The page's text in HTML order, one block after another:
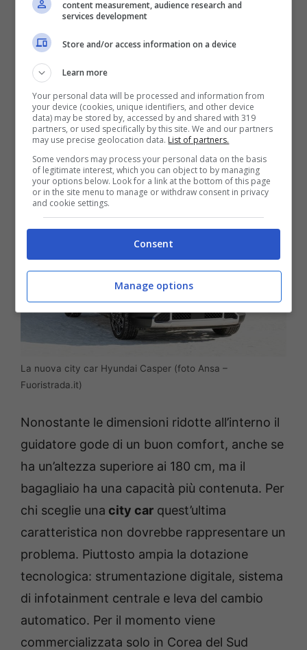
Casper avrà dimensioni morbide e
tondeggianti oltre che molto compatte, con
una lunghezza di 3,6 metri. A caratterizzare il
look sportivo da mini Suv
protezioni in plastica che costeggiano i
passaruota, le barre sul tetto e un assetto
La nuova city car Hyundai Casper (foto Ansa –
Fuoristrada.it)
Nonostante le dimensioni ridotte all’interno il
guidatore gode di un buon comfort, anche se
ha un’altezza superiore ai 180 cm, ma il
bagagliaio ha una capacità più contenuta. Per
chi sceglie una city car quest’ultima
caratteristica non dovrebbe rappresentare un
problema. Piuttosto ampia la dotazione
tecnologica: strumentazione digitale, sistema
di infotainment centrale e leva del cambio
automatico. Per il momento viene
commercializzata solo in Corea del Sud
content measurement, audience research and
services development
Store and/or access information on a device
Learn more
Your personal data will be processed and information from
your device (cookies, unique identifiers, and other device
data) may be stored by, accessed by and shared with 319
partners, or used specifically by this site. We and our partners
may use precise geolocation data. List of partners.
Some vendors may process your personal data on the basis
of legitimate interest, which you can object to by managing
your options below. Look for a link at the bottom of this page
or in the site menu to manage or withdraw consent in privacy
and cookie settings.
Consent
Manage options